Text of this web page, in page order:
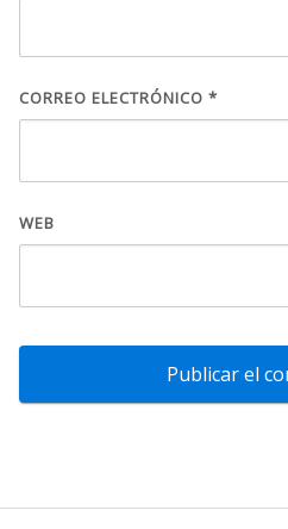
CORREO ELECTRÓNICO *
WEB